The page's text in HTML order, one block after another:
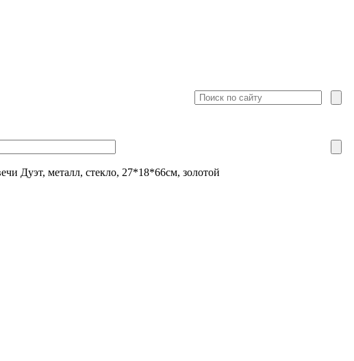
Дуэт, металл, стекло, 27*18*66см, золотой